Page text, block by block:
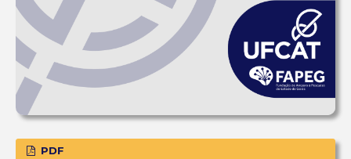
PDF